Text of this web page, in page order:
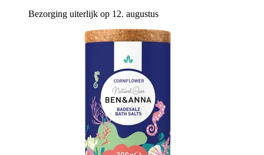
Bezorging uiterlijk op 12. augustus